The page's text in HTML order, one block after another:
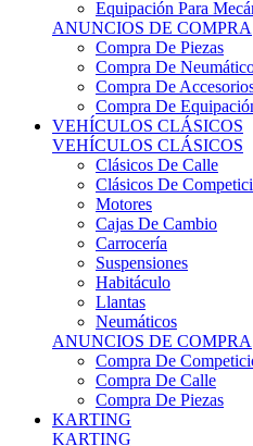
Equipación Para
ANUNCIOS DE COMPRA
Compra De Piezas
Compra De
Compra De
Compra De
VEHÍCULOS CLÁSICOS
VEHÍCULOS CLÁSICOS
Clásicos De Calle
Clásicos De
Motores
Cajas De Cambio
Carrocería
Suspensiones
Habitáculo
Llantas
Neumáticos
ANUNCIOS DE COMPRA
Compra De
Compra De Calle
Compra De Piezas
KARTING
KARTING